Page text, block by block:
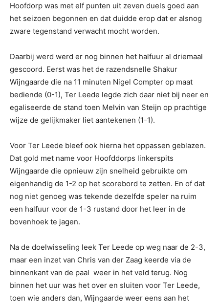
Hoofdorp was met elf punten uit zeven duels goed aan
het seizoen begonnen en dat duidde erop dat er alsnog
zware tegenstand verwacht mocht worden.
Daarbij werd werd er nog binnen het halfuur al driemaal
gescoord. Eerst was het de razendsnelle Shakur
Wijngaarde die na 11 minuten Nigel Compter op maat
bediende (0-1), Ter Leede legde zich daar niet bij neer en
egaliseerde de stand toen Melvin van Steijn op prachtige
wijze de gelijkmaker liet aantekenen (1-1).
Voor Ter Leede bleef ook hierna het oppassen geblazen.
Dat gold met name voor Hoofddorps linkerspits
Wijngaarde die opnieuw zijn snelheid gebruikte om
eigenhandig de 1-2 op het scorebord te zetten. En of dat
nog niet genoeg was tekende dezelfde speler na ruim
een halfuur voor de 1-3 rustand door het leer in de
bovenhoek te jagen.
Na de doelwisseling leek Ter Leede op weg naar de 2-3,
maar een inzet van Chris van der Zaag keerde via de
binnenkant van de paal weer in het veld terug. Nog
binnen het uur was het over en sluiten voor Ter Leede,
toen wie anders dan, Wijngaarde weer eens aan het